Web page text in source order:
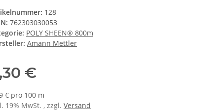
128
762303030053
POLY SHEEN® 800m
Amann Mettler
€
€ pro 100 m
19% MwSt. , zzgl. Versand